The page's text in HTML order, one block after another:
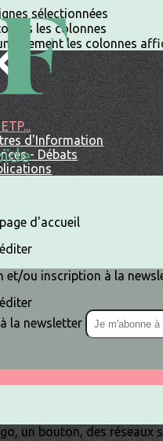
sélectionnées
les colonnes
les colonnes
d'Information
- Débats
d'accueil
et/ou inscription à la
la newsletter
un bouton, des réseaux